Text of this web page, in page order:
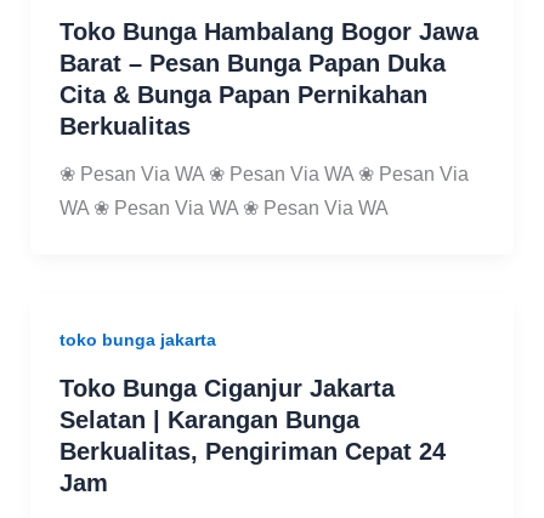
Toko Bunga Hambalang Bogor Jawa
Barat – Pesan Bunga Papan Duka
Cita & Bunga Papan Pernikahan
Berkualitas
❀ Pesan Via WA ❀ Pesan Via WA ❀ Pesan Via
WA ❀ Pesan Via WA ❀ Pesan Via WA
toko bunga jakarta
Toko Bunga Ciganjur Jakarta
Selatan | Karangan Bunga
Berkualitas, Pengiriman Cepat 24
Jam